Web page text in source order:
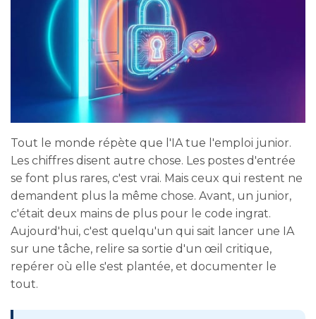
Tout le monde répète que l'IA tue l'emploi junior.
Les chiffres disent autre chose. Les postes d'entrée
se font plus rares, c'est vrai. Mais ceux qui restent ne
demandent plus la même chose. Avant, un junior,
c'était deux mains de plus pour le code ingrat.
Aujourd'hui, c'est quelqu'un qui sait lancer une IA
sur une tâche, relire sa sortie d'un œil critique,
repérer où elle s'est plantée, et documenter le
tout.